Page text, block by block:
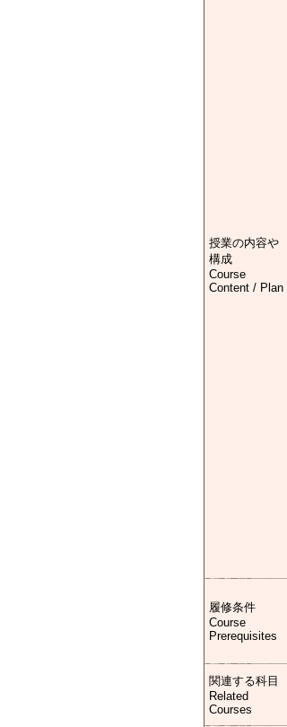
授業の内容や
構成
Course
Content / Plan
履修条件
Course
Prerequisites
関連する科目
Related
Courses